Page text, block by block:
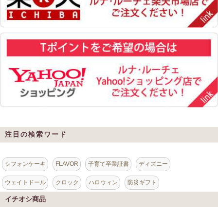
注目の検索ワード
シフォンケーキ FLAVOR 子育て卒業証書 ディズニー
ウェイトドール クロック ハロウィン 防災ギフト
イチオシ商品